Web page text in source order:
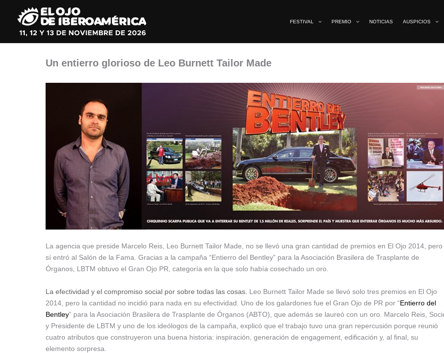
contenido
FESTIVAL PREMIO NOTICIAS AUSPICIOS
Un entierro glorioso de Leo Burnett Tailor Made
La agencia que preside Marcelo Reis, Leo Burnett Tailor Made, no se llevó una gran cantidad de premios en El Ojo 2014, pero
sí entró al Salón de la Fama. Gracias a la campaña “Entierro del Bentley” para la Asociación Brasilera de Trasplante de
Órganos, LBTM obtuvo el Gran Ojo PR, categoría en la que solo había cosechado un oro.
La efectividad y el compromiso social por sobre todas las cosas. Leo Burnett Tailor Made se llevó solo tres premios en El Ojo
2014, pero la cantidad no incidió para nada en su efectividad. Uno de los galardones fue el Gran Ojo de PR por “Entierro del
Bentley” para la Asociación Brasilera de Trasplante de Órganos (ABTO), que además se laureó con un oro. Marcelo Reis,
y Presidente de LBTM y uno de los ideólogos de la campaña, explicó que el trabajo tuvo una gran repercusión porque reunió
cuatro atributos que construyeron una buena historia: inspiración, generación de engagement, edificación y, al final, su
elemento sorpresa.